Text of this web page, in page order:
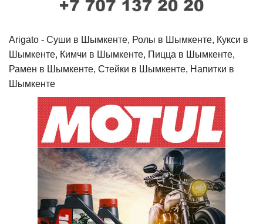
Arigato - Cуши в Шымкенте, Ролы в Шымкенте, Кукси в
Шымкенте, Кимчи в Шымкенте, Пицца в Шымкенте,
Рамен в Шымкенте, Стейки в Шымкенте, Напитки в
Шымкенте